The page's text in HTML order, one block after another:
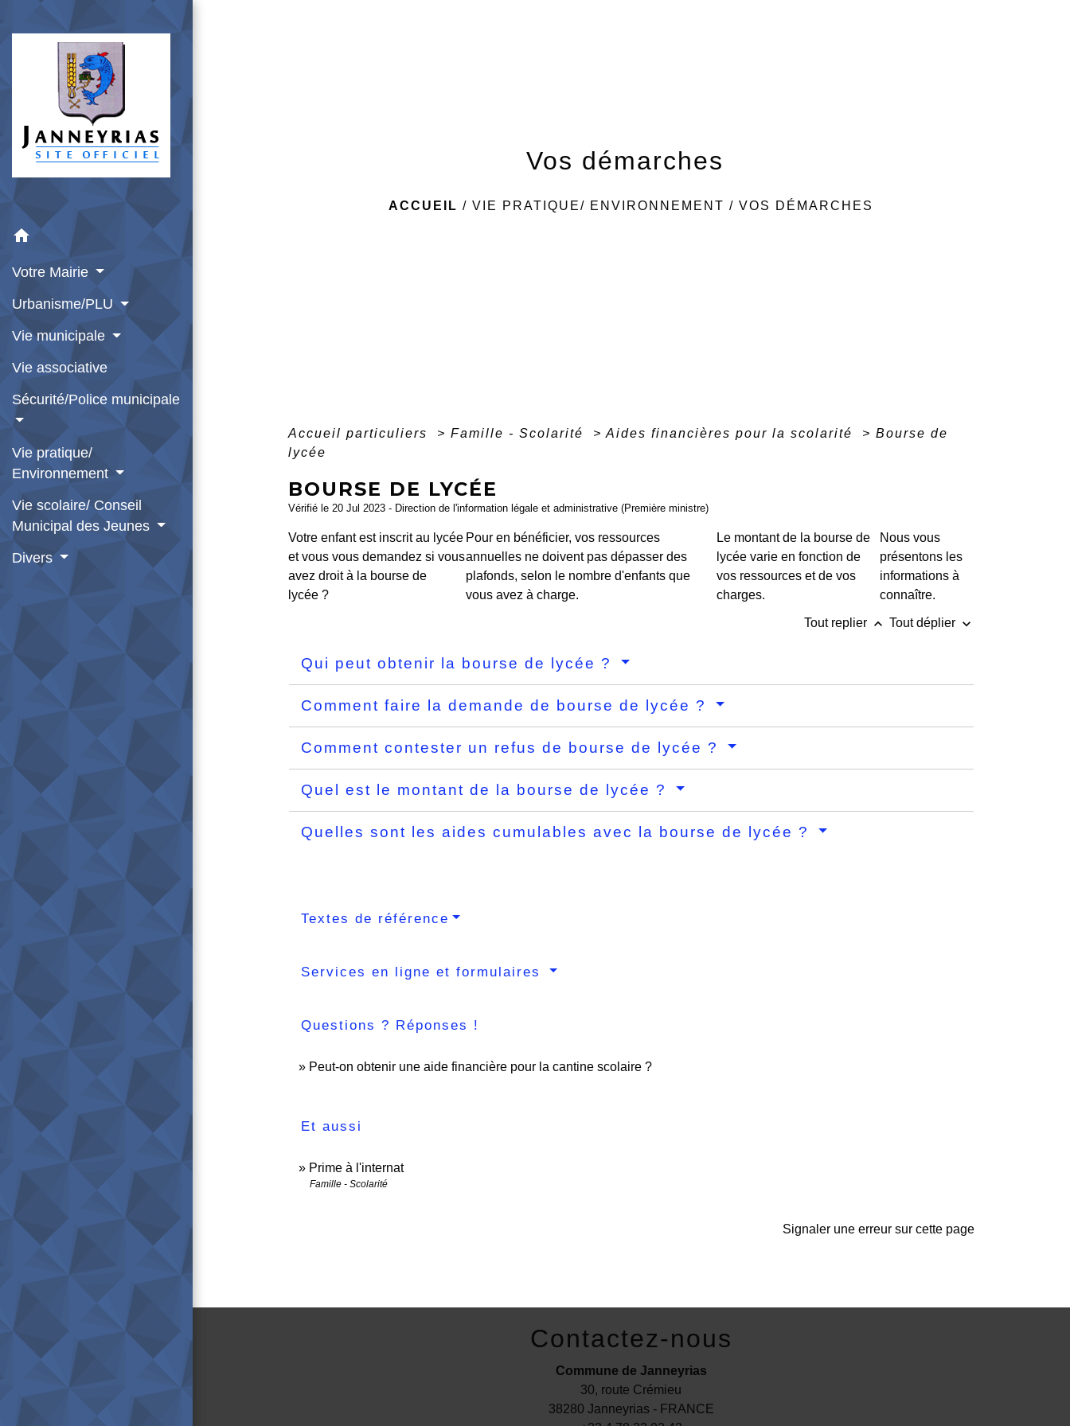
home
Votre Mairie
Urbanisme/PLU
Vie municipale
Vie associative
Sécurité/Police municipale
Vie pratique/
Environnement
Vie scolaire/ Conseil
Municipal des Jeunes
Divers
Vos démarches
ACCUEIL /VIE PRATIQUE/ ENVIRONNEMENT /VOS DÉMARCHES
Accueil particuliers > Famille - Scolarité > Aides financières pour la scolarité > Bourse de
lycée
BOURSE DE LYCÉE
Vérifié le 20 Jul 2023 - Direction de l'information légale et administrative (Première ministre)
Votre enfant est inscrit au lycée
et vous vous demandez si vous
avez droit à la bourse de
lycée ?
Pour en bénéficier, vos ressources
annuelles ne doivent pas dépasser des
plafonds, selon le nombre d'enfants que
vous avez à charge.
Le montant de la bourse de
lycée varie en fonction de
vos ressources et de vos
charges.
Nous vous
présentons les
informations à
connaître.
Tout replier keyboard_arrow_up Tout déplier keyboard_arrow_down
Qui peut obtenir la bourse de lycée ?
Comment faire la demande de bourse de lycée ?
Comment contester un refus de bourse de lycée ?
Quel est le montant de la bourse de lycée ?
Quelles sont les aides cumulables avec la bourse de lycée ?
Textes de référence
Services en ligne et formulaires
Questions ? Réponses !
Peut-on obtenir une aide financière pour la cantine scolaire ?
Et aussi
Prime à l'internat
Famille - Scolarité
Signaler une erreur sur cette page
Contactez-nous
Commune de Janneyrias
30, route Crémieu
38280 Janneyrias - FRANCE